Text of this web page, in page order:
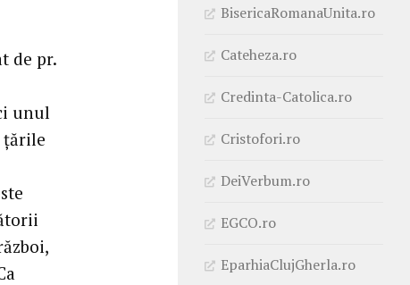
de pr.
unul
țările
BisericaRomanaUnita.ro
Cateheza.ro
Credinta-Catolica.ro
Cristofori.ro
DeiVerbum.ro
EGCO.ro
EparhiaClujGherla.ro